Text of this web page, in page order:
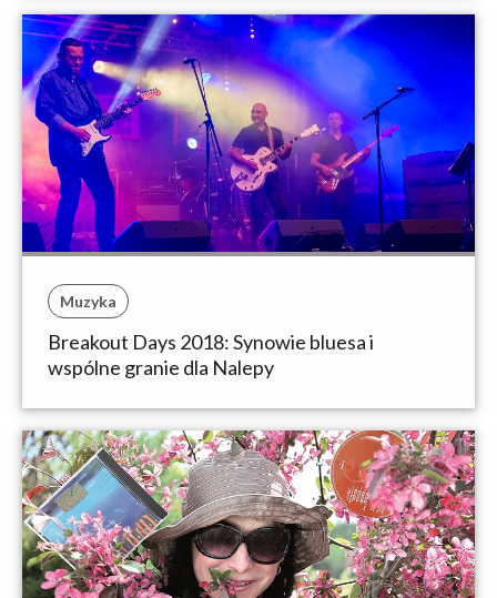
Muzyka
Breakout Days 2018: Synowie bluesa i
wspólne granie dla Nalepy